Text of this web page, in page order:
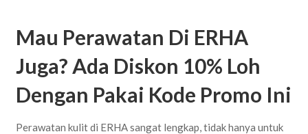
Mau Perawatan Di ERHA
Juga? Ada Diskon 10% Loh
Dengan Pakai Kode Promo Ini
Perawatan kulit di ERHA sangat lengkap, tidak hanya untuk